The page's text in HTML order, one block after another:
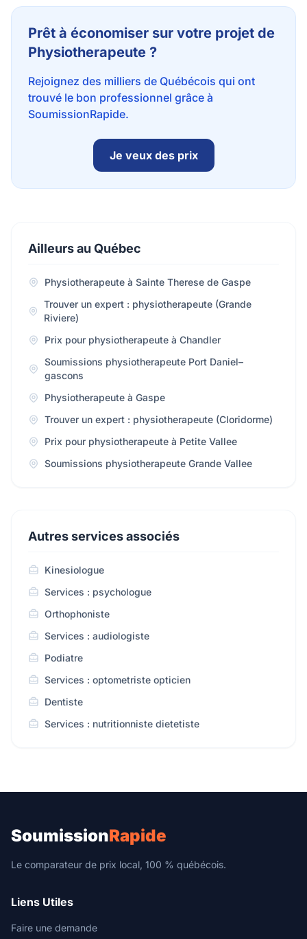
Prêt à économiser sur votre projet de
Physiotherapeute ?
Rejoignez des milliers de Québécois qui ont
trouvé le bon professionnel grâce à
SoumissionRapide.
Je veux des prix
Ailleurs au Québec
Physiotherapeute à Sainte Therese de Gaspe
Trouver un expert : physiotherapeute (Grande
Riviere)
Prix pour physiotherapeute à Chandler
Soumissions physiotherapeute Port Daniel–
gascons
Physiotherapeute à Gaspe
Trouver un expert : physiotherapeute (Cloridorme)
Prix pour physiotherapeute à Petite Vallee
Soumissions physiotherapeute Grande Vallee
Autres services associés
Kinesiologue
Services : psychologue
Orthophoniste
Services : audiologiste
Podiatre
Services : optometriste opticien
Dentiste
Services : nutritionniste dietetiste
SoumissionRapide
Le comparateur de prix local, 100 % québécois.
Liens Utiles
Faire une demande